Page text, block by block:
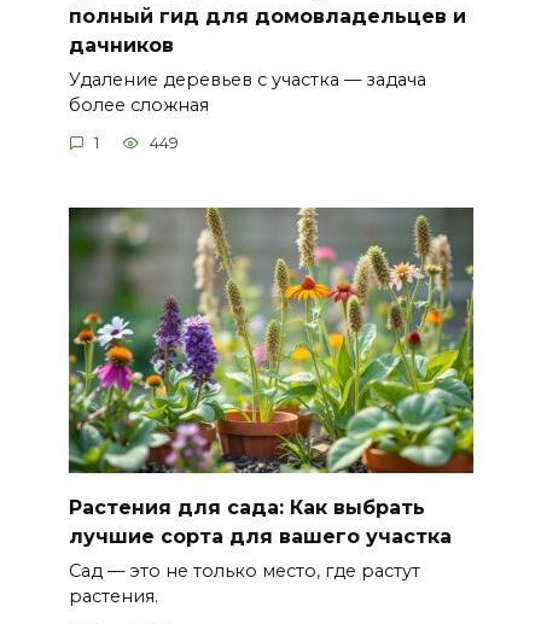
полный гид для домовладельцев и
дачников
Удаление деревьев с участка — задача
более сложная
1 449
Растения для сада: Как выбрать
лучшие сорта для вашего участка
Сад — это не только место, где растут
растения.